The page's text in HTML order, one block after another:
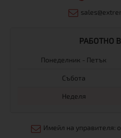
РАБОТНО
Понеделник - Петък
Събота
Неделя
Имейл на управителя: